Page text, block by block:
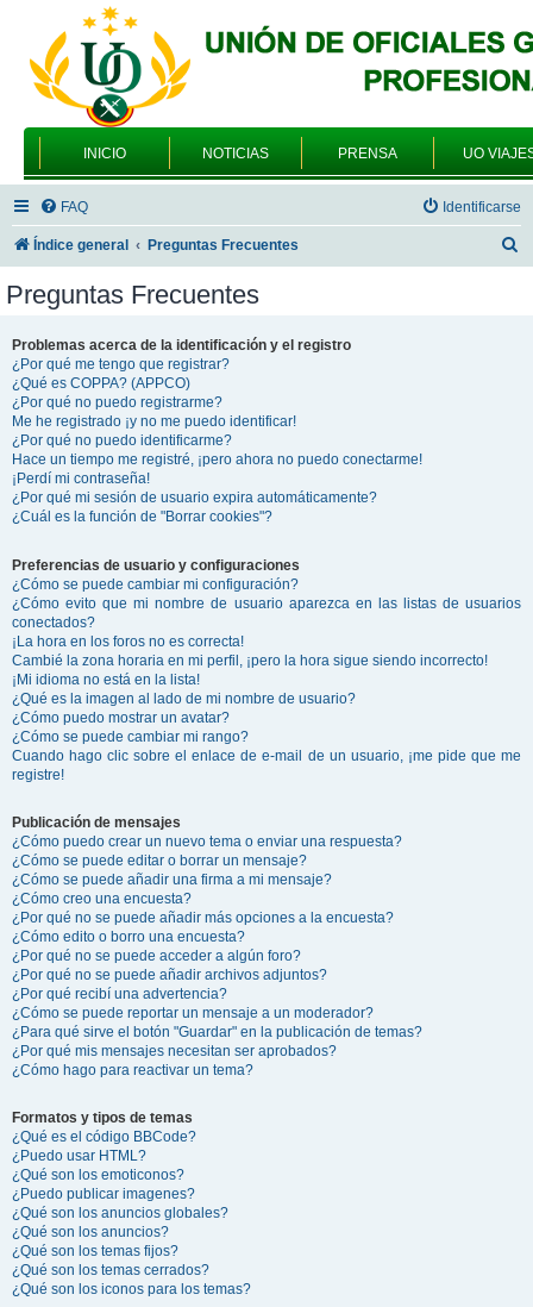
INICIO NOTICIAS PRENSA UO
FAQ Identificarse
Índice general Preguntas Frecuentes
Preguntas Frecuentes
Problemas acerca de la identificación y el registro
¿Por qué me tengo que registrar?
¿Qué es COPPA? (APPCO)
¿Por qué no puedo registrarme?
Me he registrado ¡y no me puedo identificar!
¿Por qué no puedo identificarme?
Hace un tiempo me registré, ¡pero ahora no puedo conectarme!
¡Perdí mi contraseña!
¿Por qué mi sesión de usuario expira automáticamente?
¿Cuál es la función de "Borrar cookies"?
Preferencias de usuario y configuraciones
¿Cómo se puede cambiar mi configuración?
¿Cómo evito que mi nombre de usuario aparezca en las listas de usuarios
conectados?
¡La hora en los foros no es correcta!
Cambié la zona horaria en mi perfil, ¡pero la hora sigue siendo incorrecto!
¡Mi idioma no está en la lista!
¿Qué es la imagen al lado de mi nombre de usuario?
¿Cómo puedo mostrar un avatar?
¿Cómo se puede cambiar mi rango?
Cuando hago clic sobre el enlace de e-mail de un usuario, ¡me pide que me
registre!
Publicación de mensajes
¿Cómo puedo crear un nuevo tema o enviar una respuesta?
¿Cómo se puede editar o borrar un mensaje?
¿Cómo se puede añadir una firma a mi mensaje?
¿Cómo creo una encuesta?
¿Por qué no se puede añadir más opciones a la encuesta?
¿Cómo edito o borro una encuesta?
¿Por qué no se puede acceder a algún foro?
¿Por qué no se puede añadir archivos adjuntos?
¿Por qué recibí una advertencia?
¿Cómo se puede reportar un mensaje a un moderador?
¿Para qué sirve el botón "Guardar" en la publicación de temas?
¿Por qué mis mensajes necesitan ser aprobados?
¿Cómo hago para reactivar un tema?
Formatos y tipos de temas
¿Qué es el código BBCode?
¿Puedo usar HTML?
¿Qué son los emoticonos?
¿Puedo publicar imagenes?
¿Qué son los anuncios globales?
¿Qué son los anuncios?
¿Qué son los temas fijos?
¿Qué son los temas cerrados?
¿Qué son los iconos para los temas?